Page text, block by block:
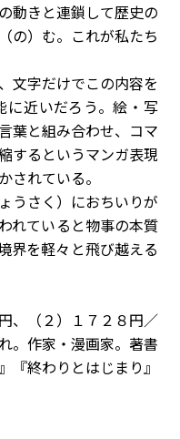
動きと連鎖して歴史の
の）む。これが私たち
文字だけでこの内容を
に近いだろう。絵・写
葉と組み合わせ、コマ
するというマンガ表現
されている。
うさく）におちいりが
れていると物事の本質
界を軽々と飛び越える
、（２）１７２８円／
。作家・漫画家。著書
『終わりとはじまり』